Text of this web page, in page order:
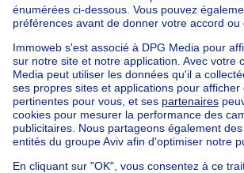
Maison à vendre Italie
Maison à
Maison à vendre Pays-
Nos biens pas chèrsMaison à
Appartements à louer pas
Nos biens à louer avec
Appartement à vendre avec 3
Maison à vendre avec 3
Appartement à louer avec 3
Maison à louer avec 3
Appartement à louer avec 3 chambres